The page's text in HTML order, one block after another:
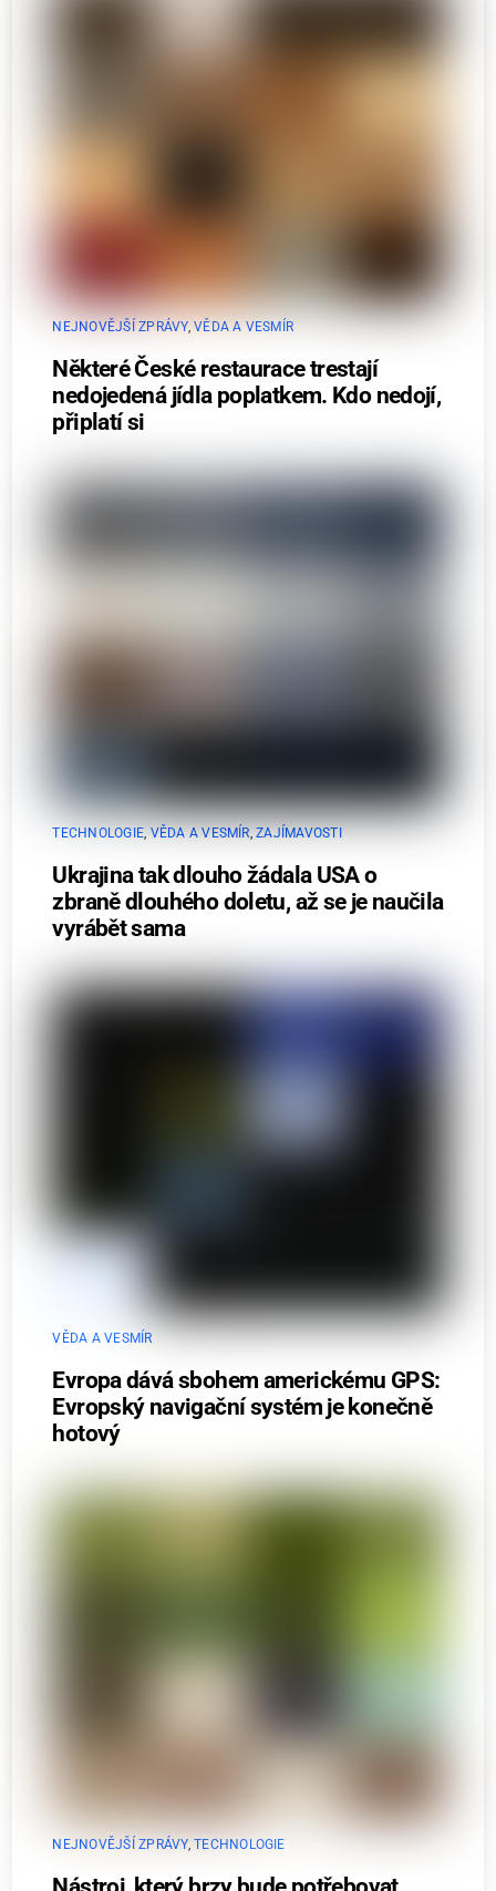
NEJNOVĚJŠÍ ZPRÁVY,VĚDA A VESMÍR
Některé České restaurace trestají
nedojedená jídla poplatkem. Kdo nedojí,
připlatí si
TECHNOLOGIE VĚDA A VESMÍR ,ZAJÍMAVOSTI
Ukrajina tak dlouho žádala USA o
zbraně dlouhého doletu, až se je naučila
vyrábět sama
VĚDA A VESMÍR
Evropa dává sbohem americkému GPS:
Evropský navigační systém je konečně
hotový
NEJNOVĚJŠÍ ZPRÁVY,TECHNOLOGIE